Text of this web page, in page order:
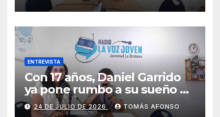
ENTREVISTA
Con 17 años, Daniel Garrido
ya pone rumbo a su sueño de
ser piloto.
24 DE JULIO DE 2026 TOMÁS AFONSO